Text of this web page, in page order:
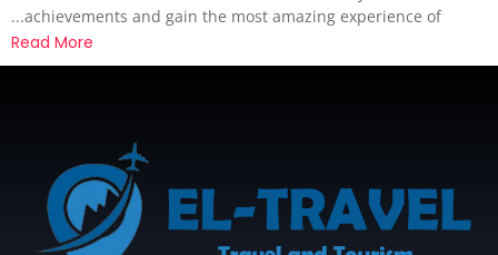
achievements and gain the most amazing experience of...
Read More